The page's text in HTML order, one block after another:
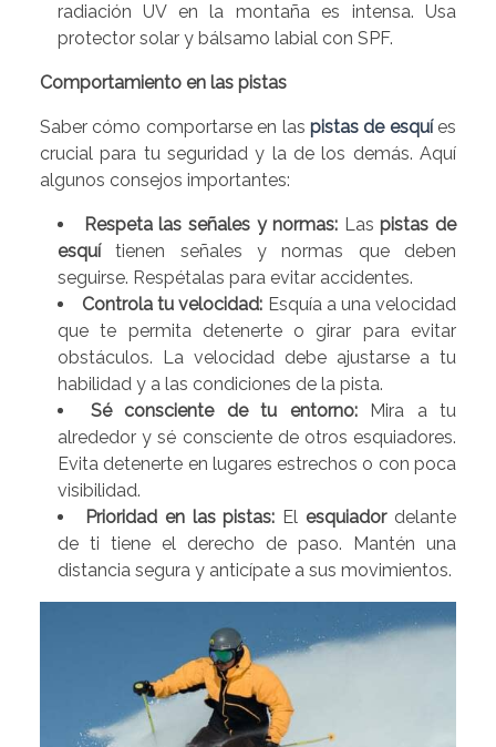
radiación UV en la montaña es intensa. Usa
protector solar y bálsamo labial con SPF.
Comportamiento en las pistas
Saber cómo comportarse en las pistas de esquíes
crucial para tu seguridad y la de los demás. Aquí
algunos consejos importantes:
Respeta las señales y normas: Laspistas de
esquítienen señales y normas que deben
seguirse. Respétalas para evitar accidentes.
Controla tu velocidad: Esquía a una velocidad
que te permita detenerte o girar para evitar
obstáculos. La velocidad debe ajustarse a tu
habilidad y a las condiciones de la pista.
Sé consciente de tu entorno:Mira a tu
alrededor y sé consciente de otros esquiadores.
Evita detenerte en lugares estrechos o con poca
visibilidad.
Prioridad en las pistas: El esquiador delante
de ti tiene el derecho de paso. Mantén una
distancia segura y anticípate a sus movimientos.